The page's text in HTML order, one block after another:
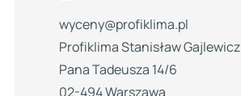
wyceny@profiklima.pl
Profiklima Stanisław Gajlewicz
Pana Tadeusza 14/6
02-494 Warszawa